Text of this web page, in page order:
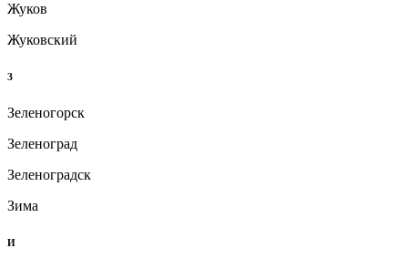
Жуков
Жуковский
З
Зеленогорск
Зеленоград
Зеленоградск
Зима
И